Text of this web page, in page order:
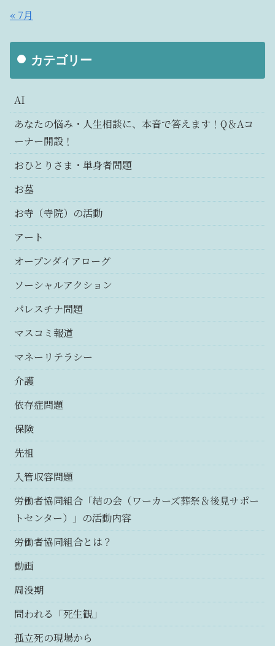
« 7月
カテゴリー
AI
あなたの悩み・人生相談に、本音で答えます！Q＆Aコ
ーナー開設！
おひとりさま・単身者問題
お墓
お寺（寺院）の活動
アート
オープンダイアローグ
ソーシャルアクション
パレスチナ問題
マスコミ報道
マネーリテラシー
介護
依存症問題
保険
先祖
入管収容問題
労働者協同組合「結の会（ワーカーズ葬祭＆後見サポー
トセンター）」の活動内容
労働者協同組合とは？
動画
周没期
問われる「死生観」
孤立死の現場から